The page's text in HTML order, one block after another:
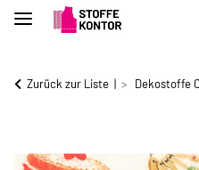
Zurück zur Liste Dekostoffe